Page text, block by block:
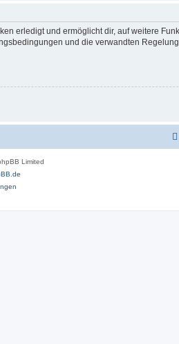
erledigt und ermöglicht dir, auf weitere
und die verwandten
Limited